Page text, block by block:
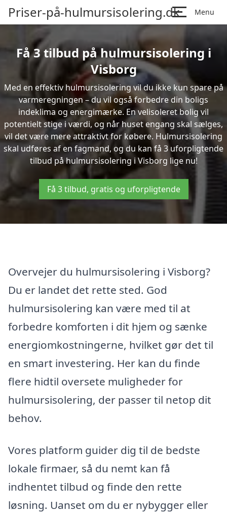
Priser-på-hulmursisolering.dk Menu
Få 3 tilbud på hulmursisolering i
Visborg
Med en effektiv hulmursisolering vil du ikke kun spare på
varmeregningen – du vil også forbedre din boligs
indeklima og energimærke. En velisoleret bolig vil
potentielt stige i værdi, og når huset engang skal sælges,
vil det være mere attraktivt for købere. Hulmursisolering
skal udføres af en fagmand, og du kan få 3 uforpligtende
tilbud på hulmursisolering i Visborg lige nu!
Få 3 tilbud, gratis og uforpligtende
Overvejer du hulmursisolering i Visborg?
Du er landet det rette sted. God
hulmursisolering kan være med til at
forbedre komforten i dit hjem og sænke
energiomkostningerne, hvilket gør det til
en smart investering. Her kan du finde
flere hidtil oversete muligheder for
hulmursisolering, der passer til netop dit
behov.
Vores platform guider dig til de bedste
lokale firmaer, så du nemt kan få
indhentet tilbud og finde den rette
løsning. Uanset om du er nybygger eller